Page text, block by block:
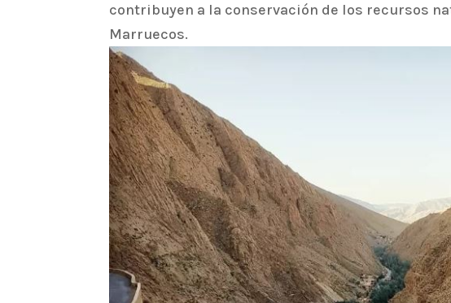
contribuyen a la conservación de los recursos
Marruecos.